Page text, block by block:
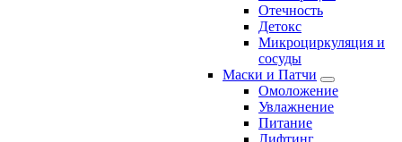
Отечность
Детокс
Микроциркуляция и
сосуды
Маски и Патчи
Омоложение
Увлажнение
Питание